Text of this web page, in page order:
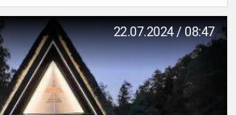
за городом. В Таллинне тоже
либо намеков на
Один из таких уголков —
СПА, расположенный в
Юлемисте, всего в нескольких
города.
22.07.2024 / 08:47